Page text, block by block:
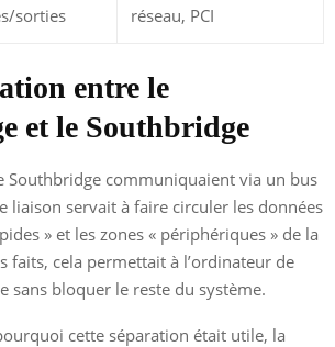
sorties
réseau, PCI
entre le
et le Southbridge
Southbridge communiquaient via un bus
liaison servait à faire circuler les données
» et les zones « périphériques » de la
faits, cela permettait à l’ordinateur de
sans bloquer le reste du système.
cette séparation était utile, la